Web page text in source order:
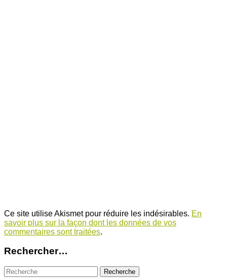
Ce site utilise Akismet pour réduire les indésirables. En
savoir plus sur la façon dont les données de vos
commentaires sont traitées.
Rechercher…